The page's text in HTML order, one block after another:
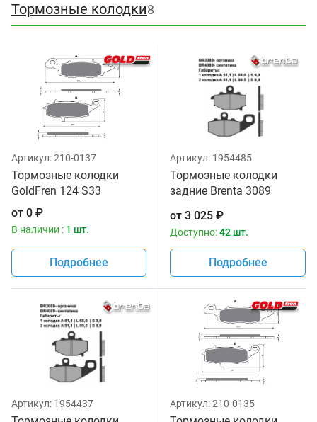
Тормозные колодки8
Артикул:210-0137
Тормозные колодки
GoldFren 124 S33
от 0 ₽
В наличии : 1 шт.
Подробнее
Артикул: 1954485
Тормозные колодки
задние Brenta 3089
от 3 025 ₽
Доступно:42 шт.
Подробнее
Артикул: 1954437 Артикул:210-0135